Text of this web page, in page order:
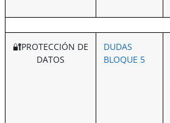
🔐PROTECCIÓN DE
DATOS
DUDAS
BLOQUE 5